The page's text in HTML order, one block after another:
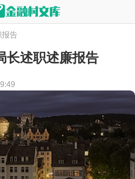
报告
长述职述廉报告